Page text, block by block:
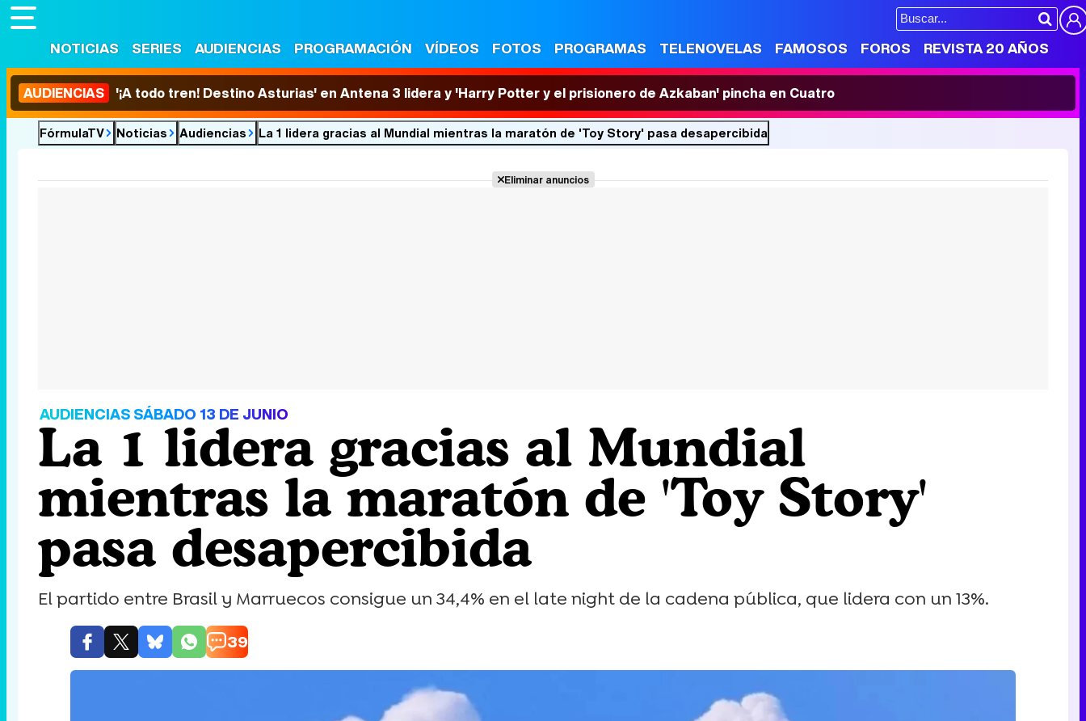
NOTICIAS SERIES AUDIENCIAS PROGRAMACIÓN VÍDEOS FOTOS PROGRAMAS TELENOVELAS FAMOSOS FOROS REVISTA 20 AÑOS
AUDIENCIAS '¡A todo tren! Destino Asturias' en Antena 3 lidera y 'Harry Potter y el prisionero de Azkaban' pincha en Cuatro
FórmulaTV Noticias Audiencias La 1 lidera gracias al Mundial mientras la maratón de 'Toy Story' pasa desapercibida
Eliminar anuncios
AUDIENCIAS SÁBADO 13 DE JUNIO
La 1 lidera gracias al Mundial
mientras la maratón de 'Toy Story'
pasa desapercibida
El partido entre Brasil y Marruecos consigue un 34,4% en el late night de la cadena pública, que lidera con un 13%.
39